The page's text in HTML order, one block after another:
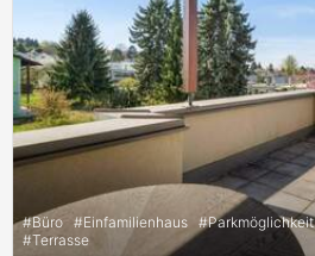
#Büro #Einfamilienhaus #Parkmöglichkeit
#Terrasse